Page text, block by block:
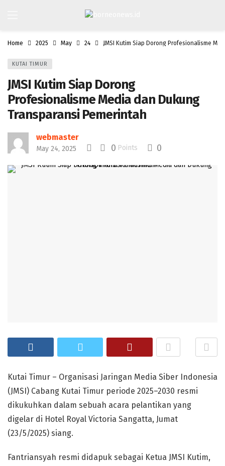
Home 2025 May 24 JMSI Kutim Siap Dorong Profesionalisme
KUTAI TIMUR
JMSI Kutim Siap Dorong
Profesionalisme Media dan Dukung
Transparansi Pemerintah
webmaster
May 24, 2025 0 Points 0
Kutai Timur – Organisasi Jaringan Media Siber Indonesia
(JMSI) Cabang Kutai Timur periode 2025–2030 resmi
dikukuhkan dalam sebuah acara pelantikan yang
digelar di Hotel Royal Victoria Sangatta, Jumat
(23/5/2025) siang.
Fantriansyah resmi didapuk sebagai Ketua JMSI Kutim,